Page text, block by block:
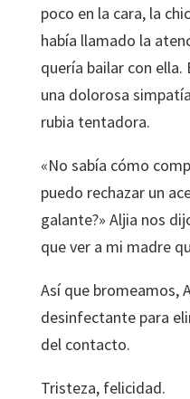
poco en la cara, la
había llamado la
quería bailar con
una dolorosa
rubia tentadora.
«No sabía cómo
puedo rechazar un
galante?» Aljia nos
que ver a mi madre
Así que bromeamos,
desinfectante para
del contacto.
Tristeza, felicidad.